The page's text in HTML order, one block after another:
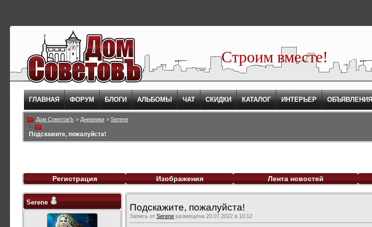
Строим вместе!
ГЛАВНАЯ ФОРУМ БЛОГИ АЛЬБОМЫ ЧАТ СКИДКИ КАТАЛОГ ИНТЕРЬЕР ОБЪЯВЛЕНИЯ
Дом СоветовЪ > Дневники > Serene
Подскажите, пожалуйста!
Регистрация Изображения Лента новостей
Подскажите, пожалуйста!
Запись от Serene размещена 20.07.2022 в 10:12
Serene